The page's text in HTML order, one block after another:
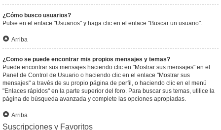
¿Cómo busco usuarios?
Pulse en el enlace "Usuarios" y haga clic en el enlace "Buscar un usuario".
Arriba
¿Como se puede encontrar mis propios mensajes y temas?
Puede encontrar sus mensajes haciendo clic en "Mostrar sus mensajes" en el
Panel de Control de Usuario o haciendo clic en el enlace "Mostrar sus
mensajes" a través de su propio página de perfil, o haciendo clic en el menú
"Enlaces rápidos" en la parte superior del foro. Para buscar sus temas, utilice la
página de búsqueda avanzada y complete las opciones apropiadas.
Arriba
Suscripciones y Favoritos